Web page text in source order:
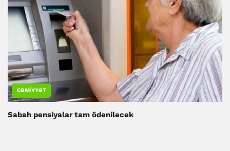
CƏMIYYƏT
Sabah pensiyalar tam ödəniləcək